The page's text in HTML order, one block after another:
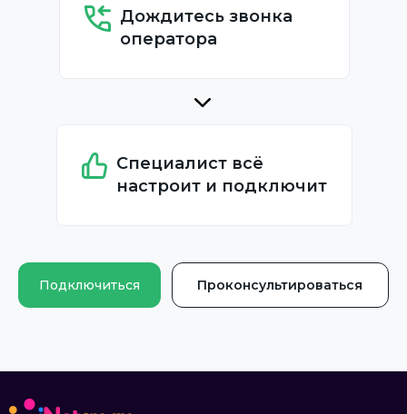
Дождитесь звонка
оператора
Специалист всё
настроит и подключит
Подключиться Проконсультироваться